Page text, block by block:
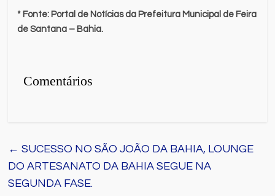
* Fonte: Portal de Notícias da Prefeitura Municipal de Feira
de Santana – Bahia.
Comentários
← SUCESSO NO SÃO JOÃO DA BAHIA, LOUNGE
DO ARTESANATO DA BAHIA SEGUE NA
SEGUNDA FASE.